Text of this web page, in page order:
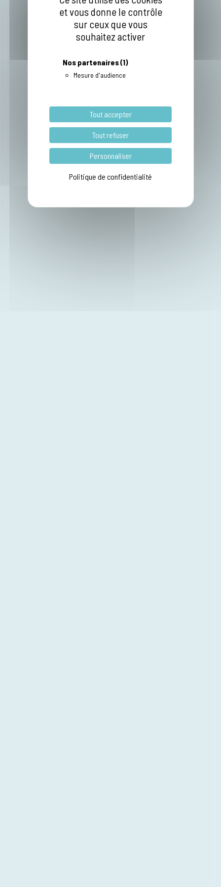
et vous donne le contrôle
sur ceux que vous
souhaitez activer
Nos partenaires(1)
Mesure d'audience
Tout accepter
Tout refuser
Personnaliser
Politique de confidentialité